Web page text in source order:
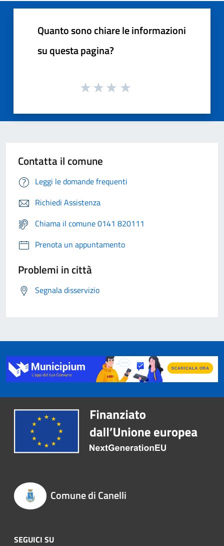
Quanto sono chiare le informazioni
su questa pagina?
Contatta il comune
Leggi le domande frequenti
Richiedi Assistenza
Chiama il comune 0141 820111
Prenota un appuntamento
Problemi in città
Segnala disservizio
Comune di Canelli
SEGUICI SU